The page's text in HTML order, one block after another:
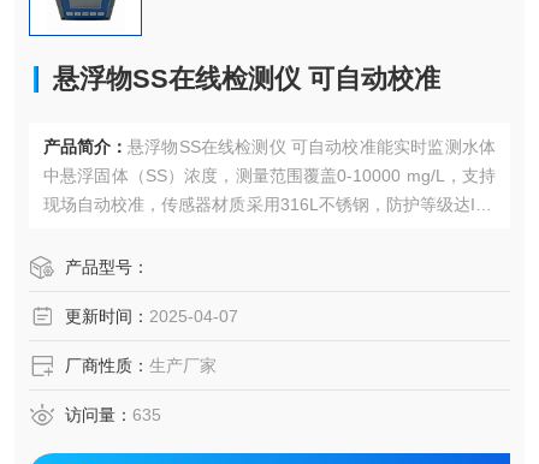
悬浮物SS在线检测仪 可自动校准
产品简介： 悬浮物SS在线检测仪 可自动校准能实时监测水体
中悬浮固体（SS）浓度，测量范围覆盖0-10000 mg/L，支持
现场自动校准，传感器材质采用316L不锈钢，防护等级达IP6
产品型号：
更新时间： 2025-04-07
厂商性质： 生产厂家
访问量： 635